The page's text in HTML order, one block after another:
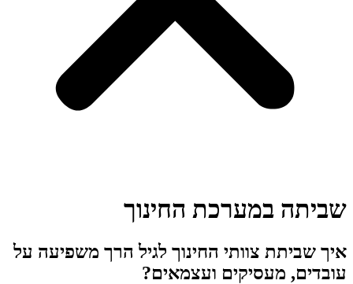
שביתה במערכת החינוך
איך שביתת צוותי החינוך לגיל הרך משפיעה על
עובדים, מעסיקים ועצמאים?